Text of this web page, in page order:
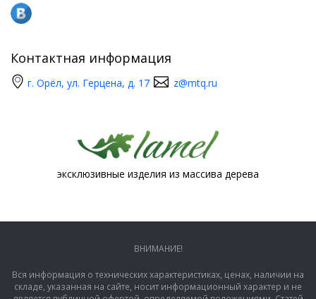
Контактная информация
г. Орёл, ул. Герцена, д. 17 z@mtq.ru
эксклюзивные изделия из массива дерева
ВНИМАНИЕ!
Вся информация о технических характеристиках, ценах, наличии на
складе, указанная на сайте, носит информационный характер и не